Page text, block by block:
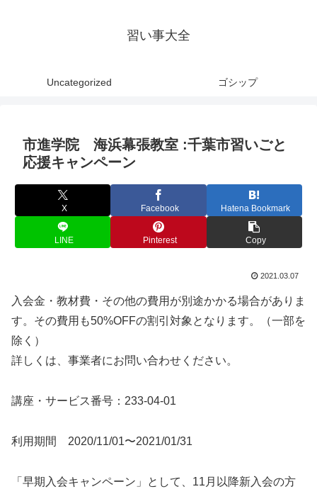
習い事大全
Uncategorized ゴシップ
市進学院 海浜幕張教室 :千葉市習いごと
応援キャンペーン
X Facebook Hatena Bookmark
LINE Pinterest Copy
2021.03.07
入会金・教材費・その他の費用が別途かかる場合がありま
す。その費用も50%OFFの割引対象となります。（一部を
除く）
詳しくは、事業者にお問い合わせください。
講座・サービス番号：233-04-01
利用期間 2020/11/01〜2021/01/31
「早期入会キャンペーン」として、11月以降新入会の方